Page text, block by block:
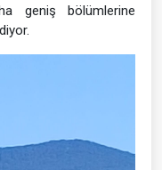
geniş bölümlerine